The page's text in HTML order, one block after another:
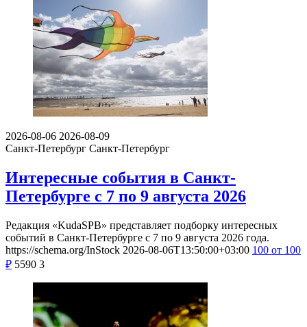
2026-08-06 2026-08-09
Санкт-Петербург Санкт-Петербург
Интересные события в Санкт-
Петербурге с 7 по 9 августа 2026
Редакция «KudaSPB» представляет подборку интересных
событий в Санкт-Петербурге с 7 по 9 августа 2026 года.
https://schema.org/InStock 2026-08-06T13:50:00+03:00 100 от 100
₽ 5590 3